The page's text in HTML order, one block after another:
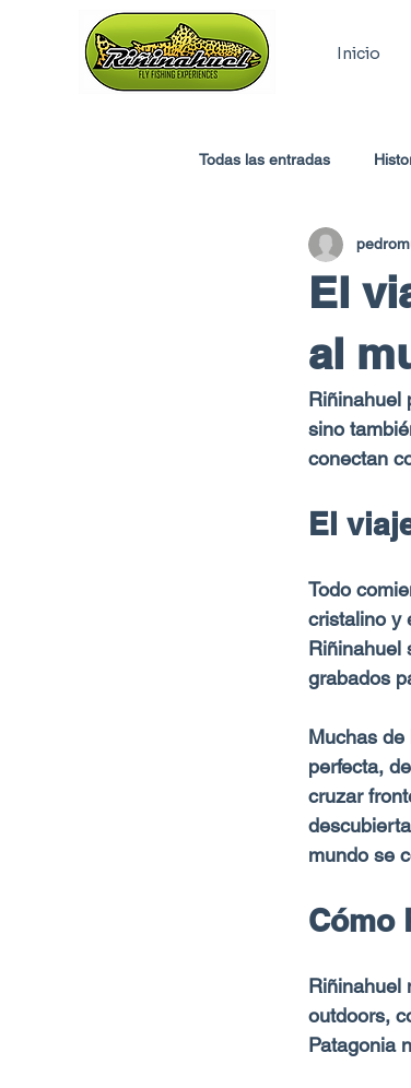
Inicio
Todas las entradas
El
al
Riñinahuel
sino
conectan
El
Todo
cristalino y
Riñinahuel
grabados
Muchas
perfecta,
cruzar
mundo se
Cómo
Riñinahuel
outdoors,
Patagonia